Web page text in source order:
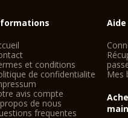
et conditions
de confidentialite
avis compte
de nous
frequentes
Mes